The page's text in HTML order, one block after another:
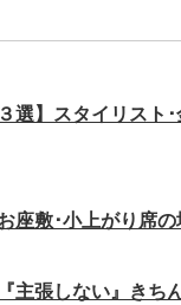
選】スタイリス
座敷･小上がり席
主張しない』き